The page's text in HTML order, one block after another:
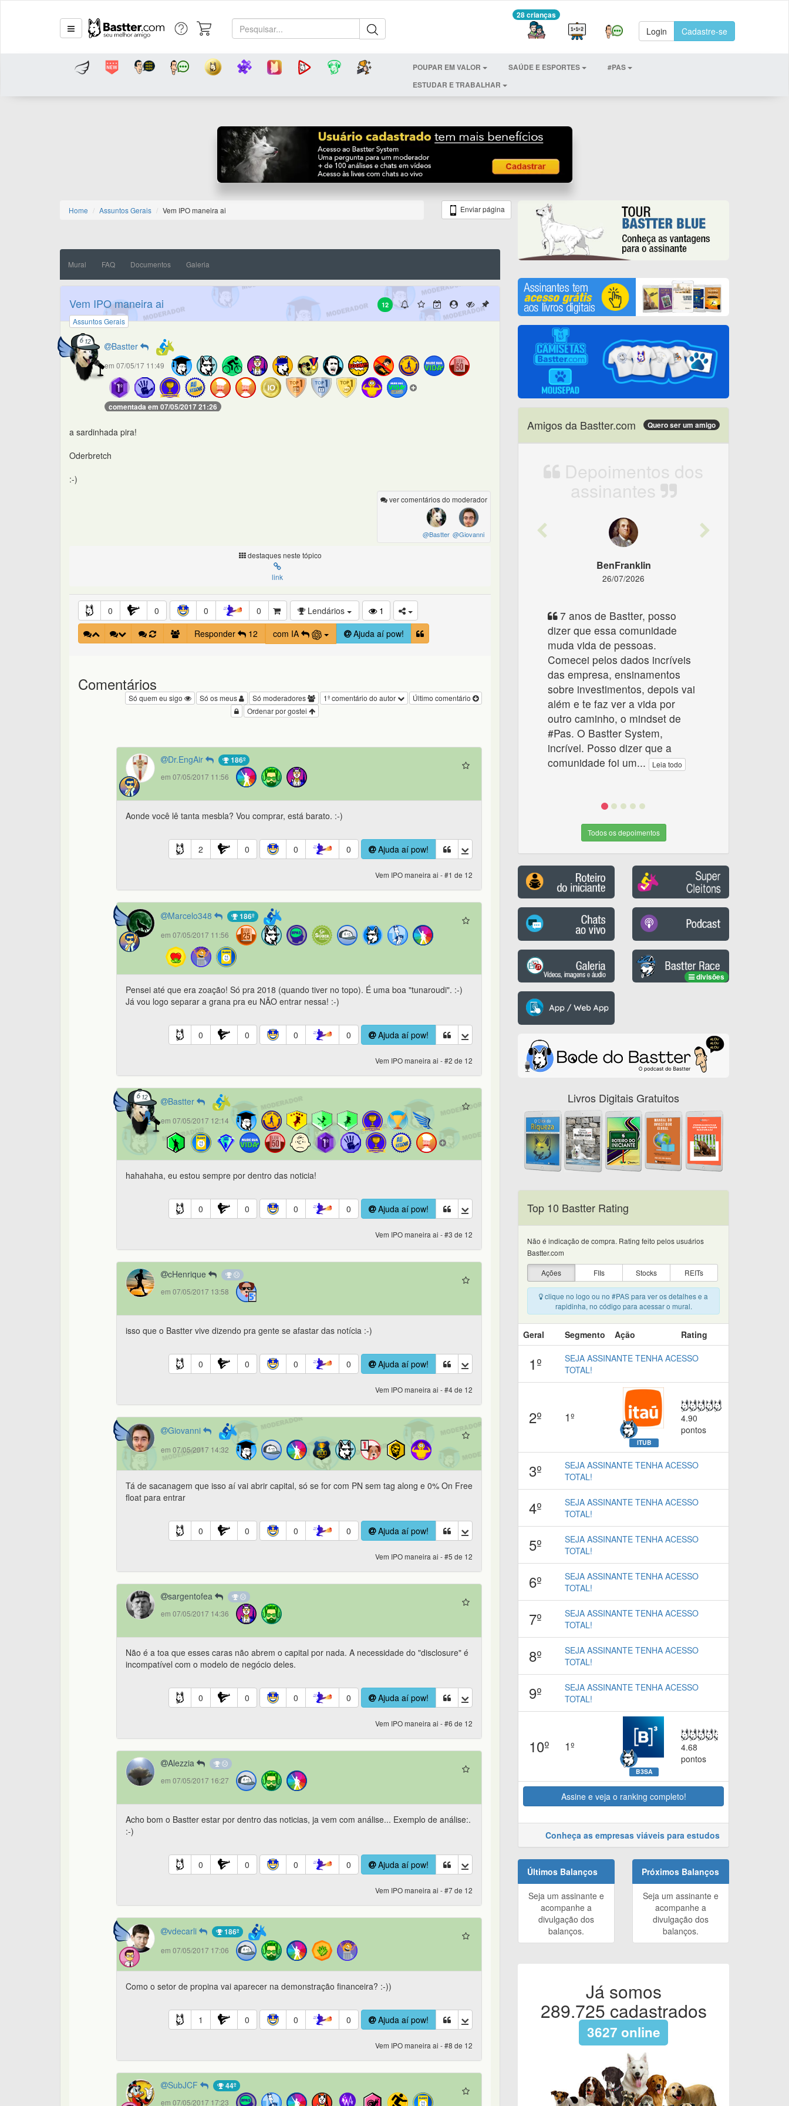
28 crianças
Login Cadastre-se
POUPAR EM VALOR SAÚDE E ESPORTES
#PAS
ESTUDAR E TRABALHAR
Home Assuntos Gerais Vem IPO maneira ai Enviar página
Mural FAQ Documentos Galeria
12
Vem IPO maneira ai
Assuntos Gerais
Bastter
em 07/05/17 11:49
comentada em 07/05/2017 21:26
a sardinhada pira!
Oderbretch
:-)
ver comentários do moderador
@Giovanni
@Bastter
destaques neste tópico
link
0 0 0 0 Lendários
1
Responder
12 com IA Ajuda aí pow!
Comentários
Último comentário
1º comentário do autor
Só moderadores
Só os meus
Só quem eu sigo
Ordenar por gostei
Dr.EngAir 186º
em 07/05/2017 11:56
Aonde você lê tanta mesbla? Vou comprar, está barato. :-)
2 0 0 0 Ajuda aí pow!
Vem IPO maneira ai - #1 de 12
Marcelo348 186º
em 07/05/2017 11:56
Pensei até que era zoação! Só pra 2018 (quando tiver no topo). É uma boa "tunaroudi". :-)
Já vou logo separar a grana pra eu NÃO entrar nessa! :-)
0 0 0 0 Ajuda aí pow!
Vem IPO maneira ai - #2 de 12
Bastter
em 07/05/2017 12:14
hahahaha, eu estou sempre por dentro das noticia!
0 0 0 0 Ajuda aí pow!
Vem IPO maneira ai - #3 de 12
cHenrique
em 07/05/2017 13:58
isso que o Bastter vive dizendo pra gente se afastar das notícia :-)
0 0 0 0 Ajuda aí pow!
Vem IPO maneira ai - #4 de 12
Giovanni
em 07/05/2017 14:32
Tá de sacanagem que isso aí vai abrir capital, só se for com PN sem tag along e 0% On Free
float para entrar
0 0 0 0 Ajuda aí pow!
Vem IPO maneira ai - #5 de 12
sargentofea
em 07/05/2017 14:36
Não é a toa que esses caras não abrem o capital por nada. A necessidade do "disclosure" é
incompatível com o modelo de negócio deles.
0 0 0 0 Ajuda aí pow!
Vem IPO maneira ai - #6 de 12
Alezzia
em 07/05/2017 16:27
Acho bom o Bastter estar por dentro das noticias, ja vem com análise... Exemplo de análise:.
:-)
0 0 0 0 Ajuda aí pow!
Vem IPO maneira ai - #7 de 12
vdecarli 186º
em 07/05/2017 17:06
Como o setor de propina vai aparecer na demonstração financeira? :-))
1 0 0 0 Ajuda aí pow!
Vem IPO maneira ai - #8 de 12
SubJCF 44º
em 07/05/2017 17:23
Amigos da Bastter.com Quero ser um amigo
Depoimentos dos
assinantes
Previous
BenFranklin
26/07/2026
7 anos de Bastter, posso
dizer que essa comunidade
muda vida de pessoas.
Comecei pelos dados incríveis
das empresa, ensinamentos
sobre investimentos, depois vai
além e te faz ver a vida por
outro caminho, o mindset de
#Pas. O Bastter System,
incrível. Posso dizer que a
comunidade foi um... Leia todo
Todos os depoimentos
divisões
Livros Digitais Gratuitos
Top 10 Bastter Rating
Não é indicação de compra. Rating feito pelos usuários
Bastter.com
Ações
FIIs Stocks REITs
clique no logo ou no #PAS para ver os detalhes e a
rapidinha, no código para acessar o mural.
Geral Segmento Ação Rating
1º
SEJA ASSINANTE TENHA ACESSO
TOTAL!
2º 1º
ITUB
4.90
pontos
3º
SEJA ASSINANTE TENHA ACESSO
TOTAL!
4º
SEJA ASSINANTE TENHA ACESSO
TOTAL!
5º
SEJA ASSINANTE TENHA ACESSO
TOTAL!
6º
SEJA ASSINANTE TENHA ACESSO
TOTAL!
7º
SEJA ASSINANTE TENHA ACESSO
TOTAL!
8º
SEJA ASSINANTE TENHA ACESSO
TOTAL!
9º
SEJA ASSINANTE TENHA ACESSO
TOTAL!
10º 1º
B3SA
4.68
pontos
Assine e veja o ranking completo!
Conheça as empresas viáveis para estudos
Últimos Balanços
Seja um assinante e
acompanhe a
divulgação dos
balanços.
Próximos Balanços
Seja um assinante e
acompanhe a
divulgação dos
balanços.
Já somos
289.725 cadastrados
3627 online